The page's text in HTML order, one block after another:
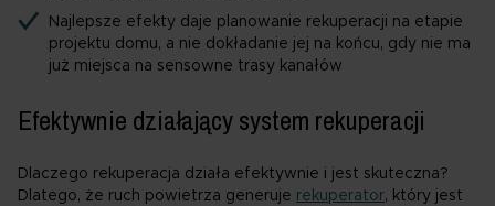
Najlepsze efekty daje planowanie rekuperacji na etapie
projektu domu, a nie dokładanie jej na końcu, gdy nie ma
już miejsca na sensowne trasy kanałów
Efektywnie działający system rekuperacji
Dlaczego rekuperacja działa efektywnie i jest skuteczna?
Dlatego, że ruch powietrza generuje rekuperator, który jest